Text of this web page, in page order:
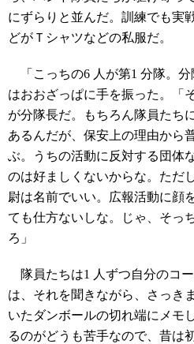
にずらりと並んだ。訓練でも実
どがＴシャツなどの私服だ。
「こっちの6 人が第1 分隊。
はおおざっぱに手を振った。「
が分隊長だ。もちろん隊員たち
あるんだが、保安上の理由から
ぶ。うちの活動に反対する団体
のは好ましくないからな。ただ
尉は名前でいい。広報活動に顔
ても仕方ないしな。じゃ、そっ
ろ」
隊員たちは1 人ずつ自分のコ
は、それを聞きながら、さっき
いたダンボールの切れ端にメモ
るのがどうも苦手なので、昔は